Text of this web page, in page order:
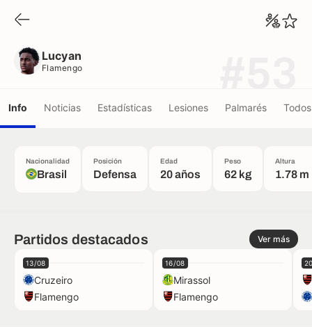
Lucyan
Flamengo
Info Noticias Estadísticas Lesiones Palmarés
Nacionalidad
Brasil
Posición
Defensa
Edad
20 años
Peso
62 kg
Altura
1.78 m
Partidos destacados Ver más
13/08
Cruzeiro
Flamengo
16/08
Mirassol
Flamengo